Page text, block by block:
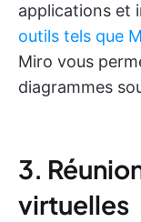
applications et
outils tels que
Miro vous
diagrammes
3.
virtuelles